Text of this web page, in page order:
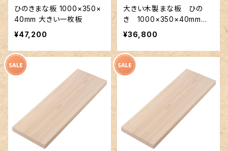
ひのきまな板 1000×350×
40mm 大きい一枚板
¥47,200
大きい木製まな板 ひの
き 1000×350×40mm
裏に節あり 一枚板
¥36,800